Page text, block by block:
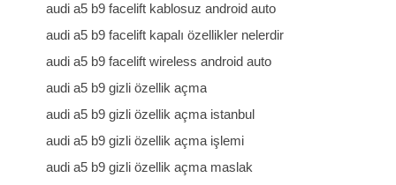
audi a5 b9 facelift kablosuz android auto
audi a5 b9 facelift kapalı özellikler nelerdir
audi a5 b9 facelift wireless android auto
audi a5 b9 gizli özellik açma
audi a5 b9 gizli özellik açma istanbul
audi a5 b9 gizli özellik açma işlemi
audi a5 b9 gizli özellik açma maslak